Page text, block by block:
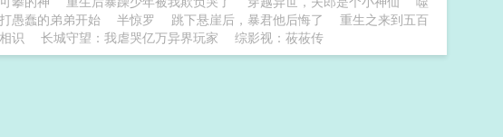
愚蠢的弟弟开始 半惊罗 跳下悬崖后，暴君他后悔了
重生之来到五百
识 长城守望：我虐哭亿万异界玩家 综影视：莜莜传